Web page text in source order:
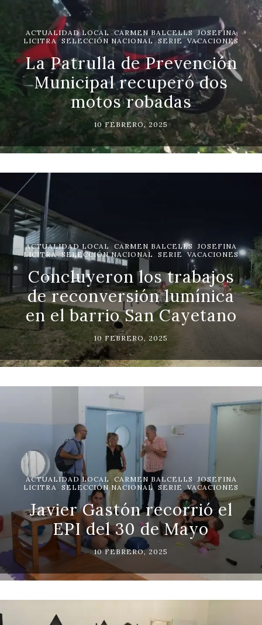
ACTUALIDAD LOCAL ,CARMEN BALCELLS, JOSEFINA
LICITRA, SELECCIÓN NACIONAL ,SERIE, VACACIONES
La Patrulla de Prevención
Municipal recuperó dos
motos robadas
10 FEBRERO, 2025
ACTUALIDAD LOCAL CARMEN BALCELLS
JOSEFINA
LICITRA,SELECCIÓN NACIONAL SERIE ,VACACIONES
Concluyeron los trabajos
de reconversión lumínica
en el barrio San Cayetano
10 FEBRERO, 2025
ACTUALIDAD LOCAL CARMEN BALCELLS
JOSEFINA
LICITRA
SELECCIÓN NACIONAL, SERIE VACACIONES
Javier Gastón recorrió el
EPI del 30 de Mayo
10 FEBRERO, 2025